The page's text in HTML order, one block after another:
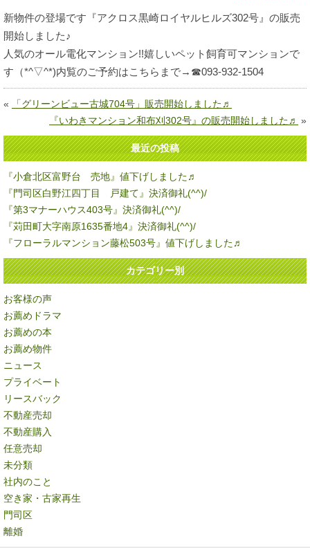
新物件の登場です『アクロス黒崎ロイヤルヒルズ302号』の販売
開始しました♪
人気のオール電化マンション!!嬉しいペット飼育可マンションで
す（*^▽^*)内覧のご予約はこちらまで→☎093-932-1504
«
「グリーンビュー古城704号」販売開始しました♬
『いわきマンション和布刈302号』の販売開始しました♬ »
最近の投稿
『小倉北区富野台 売地』値下げしました♬
『門司区白野江四丁目 戸建て』決済御礼(^^)/
『第3マナーハウス403号』決済御礼(^^)/
『苅田町大字南原1635番地4』決済御礼(^^)/
『フローラルマンション藤松503号』値下げしました♬
カテゴリー別
お客様の声
お薦めドラマ
お薦めの本
お薦め物件
ニュース
プライベート
リースバック
不動産売却
不動産購入
任意売却
未分類
社内のこと
空き家・古家再生
門司区
離婚